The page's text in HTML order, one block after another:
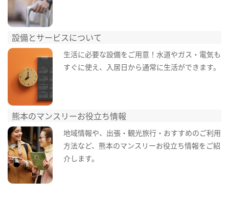
設備とサービスについて
生活に必要な設備をご用意！水道やガス・電気も
すぐに使え、入居日から通常に生活ができます。
熊本のマンスリーお役立ち情報
地域情報や、出張・観光旅行・おすすめのご利用
方法など、熊本のマンスリーお役立ち情報をご紹
介します。